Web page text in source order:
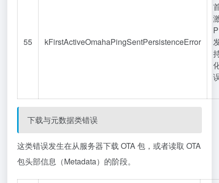
55 kFirstActiveOmahaPingSentPersistenceError
下载与元数据类错误
这类错误发生在从服务器下载 OTA 包，或者读取 OTA
包头部信息（Metadata）的阶段。